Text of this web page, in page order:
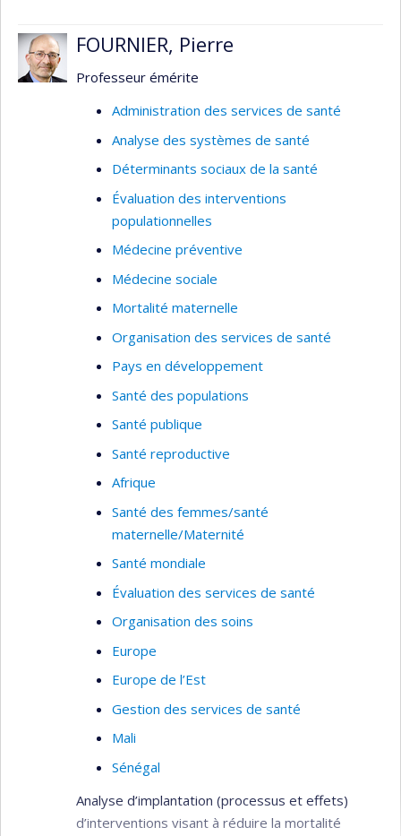
FOURNIER, Pierre
Professeur émérite
Administration des services de santé
Analyse des systèmes de santé
Déterminants sociaux de la santé
Évaluation des interventions
populationnelles
Médecine préventive
Médecine sociale
Mortalité maternelle
Organisation des services de santé
Pays en développement
Santé des populations
Santé publique
Santé reproductive
Afrique
Santé des femmes/santé
maternelle/Maternité
Santé mondiale
Évaluation des services de santé
Organisation des soins
Europe
Europe de l’Est
Gestion des services de santé
Mali
Sénégal
Analyse d’implantation (processus et effets)
d’interventions visant à réduire la mortalité